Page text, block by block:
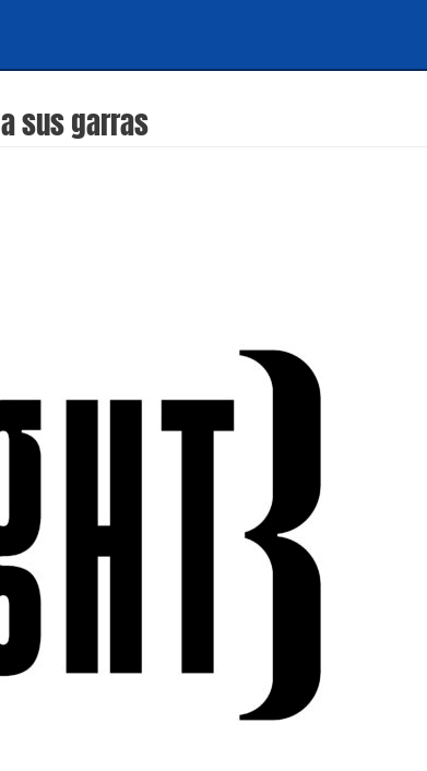
sus garras